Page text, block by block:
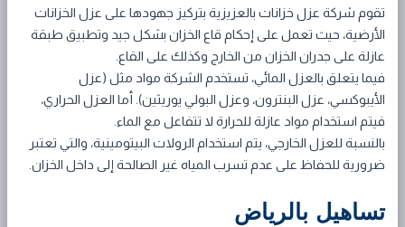
تقوم شركة عزل خزانات بالعزيزية بتركيز جهودها على عزل الخزانات
الأرضية، حيث تعمل على إحكام قاع الخزان بشكل جيد وتطبيق طبقة
عازلة على جدران الخزان من الخارج وكذلك على القاع.
فيما يتعلق بالعزل المائي، تستخدم الشركة مواد مثل (عزل
الأيبوكسي، عزل البنترون، وعزل البولي يوريثين). أما العزل الحراري،
فيتم استخدام مواد عازلة للحرارة لا تتفاعل مع الماء.
بالنسبة للعزل الخارجي، يتم استخدام الرولات البيتومينية، والتي تعتبر
ضرورية للحفاظ على عدم تسرب المياه غير الصالحة إلى داخل الخزان.
تساهيل بالرياض